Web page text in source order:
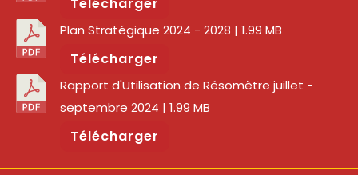
Plan Stratégique 2024 - 2028 | 1.99 MB
Télécharger
Rapport d'Utilisation de Résomètre juillet -
septembre 2024 | 1.99 MB
Télécharger